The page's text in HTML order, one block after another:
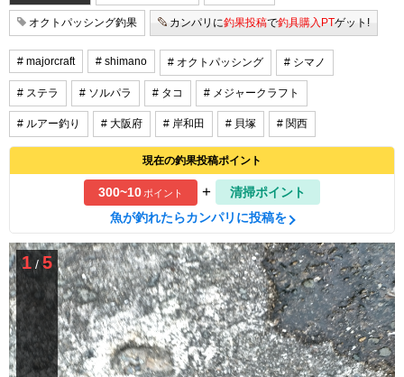
オクトパッシング釣果 カンパリに釣果投稿で釣具購入PTゲット!
# majorcraft # shimano # オクトパッシング # シマノ
# ステラ # ソルパラ # タコ # メジャークラフト
# ルアー釣り # 大阪府 # 岸和田 # 貝塚 # 関西
現在の釣果投稿ポイント
300~10ポイント +
清掃ポイント
魚が釣れたらカンパリに投稿を
1 /5